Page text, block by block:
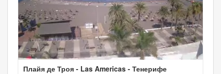
Плайя де Троя - Las Americas - Тенерифе